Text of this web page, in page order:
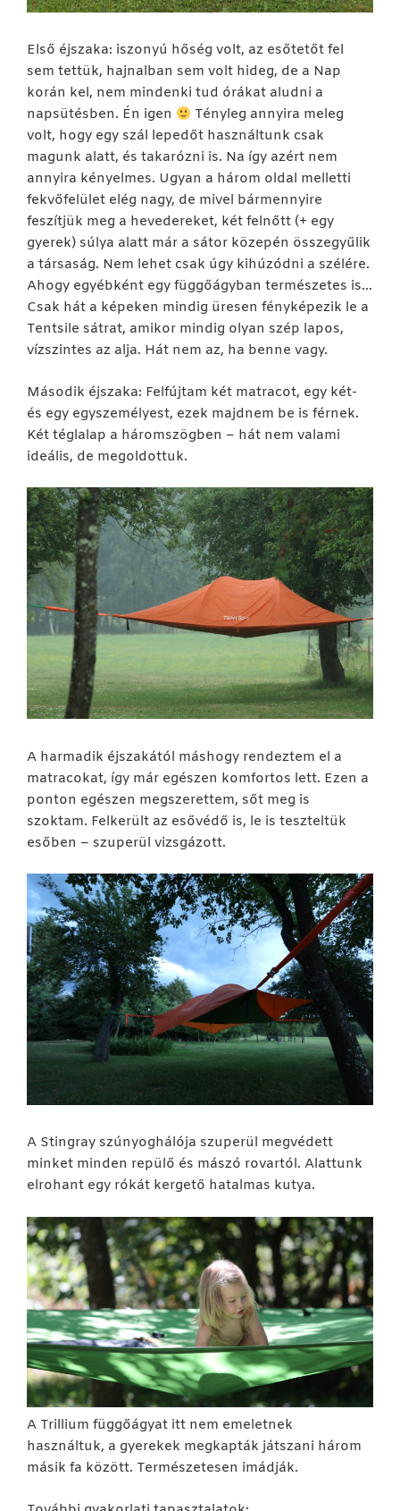
Első éjszaka: iszonyú hőség volt, az esőtetőt fel
sem tettük, hajnalban sem volt hideg, de a Nap
korán kel, nem mindenki tud órákat aludni a
napsütésben. Én igen
Tényleg annyira meleg
volt, hogy egy szál lepedőt használtunk csak
magunk alatt, és takarózni is. Na így azért nem
annyira kényelmes. Ugyan a három oldal melletti
fekvőfelület elég nagy, de mivel bármennyire
feszítjük meg a hevedereket, két felnőtt (+ egy
gyerek) súlya alatt már a sátor közepén összegyűlik
a társaság. Nem lehet csak úgy kihúzódni a szélére.
Ahogy egyébként egy függőágyban természetes is…
Csak hát a képeken mindig üresen fényképezik le a
Tentsile sátrat, amikor mindig olyan szép lapos,
vízszintes az alja. Hát nem az, ha benne vagy.
Második éjszaka: Felfújtam két matracot, egy két-
és egy egyszemélyest, ezek majdnem be is férnek.
Két téglalap a háromszögben – hát nem valami
ideális, de megoldottuk.
A harmadik éjszakától máshogy rendeztem el a
matracokat, így már egészen komfortos lett. Ezen a
ponton egészen megszerettem, sőt meg is
szoktam. Felkerült az esővédő is, le is teszteltük
esőben – szuperül vizsgázott.
A Stingray szúnyoghálója szuperül megvédett
minket minden repülő és mászó rovartól. Alattunk
elrohant egy rókát kergető hatalmas kutya.
A Trillium függőágyat itt nem emeletnek
használtuk, a gyerekek megkapták játszani három
másik fa között. Természetesen imádják.